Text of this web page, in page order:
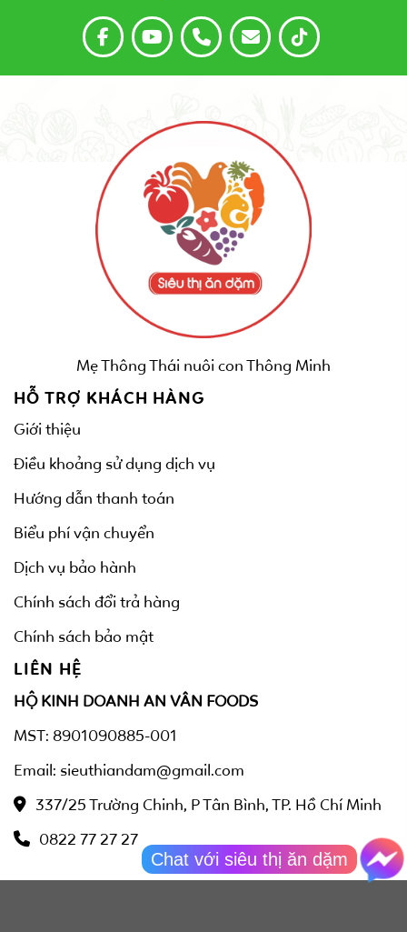
Mẹ Thông Thái nuôi con Thông Minh
HỖ TRỢ KHÁCH HÀNG
Giới thiệu
Điều khoảng sử dụng dịch vụ
Hướng dẫn thanh toán
Biểu phí vận chuyển
Dịch vụ bảo hành
Chính sách đổi trả hàng
Chính sách bảo mật
LIÊN HỆ
HỘ KINH DOANH AN VÂN FOODS
MST: 8901090885-001
Email: sieuthiandam@gmail.com
337/25 Trường Chinh, P Tân Bình, TP. Hồ Chí Minh
0822 77 27 27
Chat với siêu thị ăn dặm